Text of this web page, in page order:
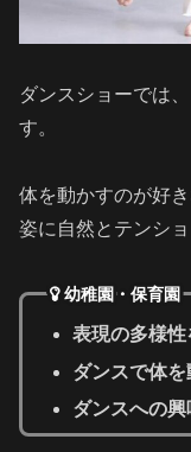
ダンスショーでは
す。
体を動かすのが好
姿に自然とテンショ
幼稚園・保育園
表現の多様性
ダンスで体
ダンスへの